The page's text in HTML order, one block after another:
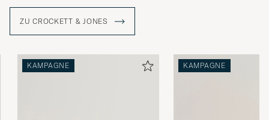
verwaltet.
ZU CROCKETT & JONES
KAMPAGNE KAMPAGNE